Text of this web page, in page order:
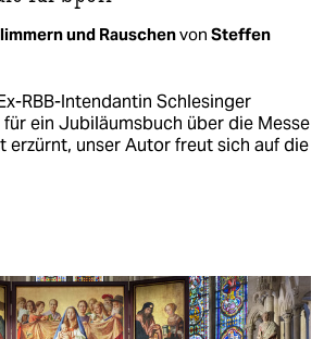
und Rauschenvon Steffen
RBB-Intendantin Schlesinger
ein Jubiläumsbuch über die Messe
erzürnt, unser Autor freut sich auf die